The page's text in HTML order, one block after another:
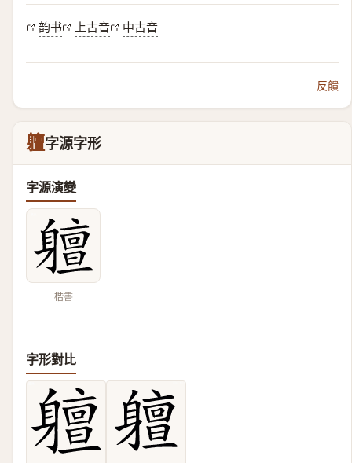
韵书 上古音 中古音
反饋
䡀字源字形
字源演變
楷書
字形對比